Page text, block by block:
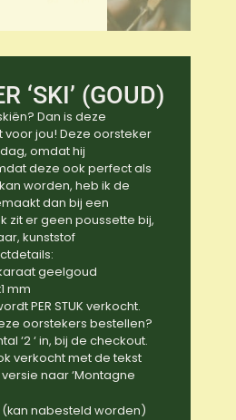
‘SKI’ (GOUD)
Dan is deze
jou! Deze oorsteker
omdat hij
deze ook perfect als
worden, heb ik de
dan bij een
zit er geen poussette bij,
kunststof
geelgoud
mm
PER STUK verkocht.
oorstekers bestellen?
‘2 ‘ in, bij de checkout.
verkocht met de tekst
versie naar ‘Montagne
nabesteld worden)